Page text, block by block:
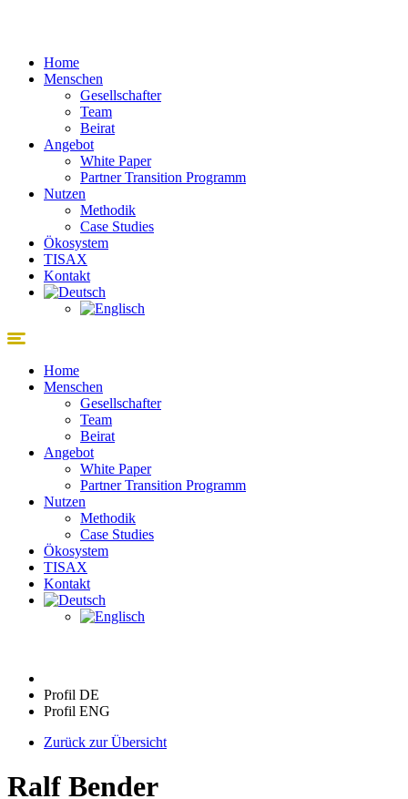
Home
Menschen
Gesellschafter
Team
Beirat
Angebot
White Paper
Partner Transition Programm
Nutzen
Methodik
Case Studies
Ökosystem
TISAX
Kontakt
Home
Menschen
Gesellschafter
Team
Beirat
Angebot
White Paper
Partner Transition Programm
Nutzen
Methodik
Case Studies
Ökosystem
TISAX
Kontakt
Profil DE
Profil ENG
Zurück zur Übersicht
Ralf Bender